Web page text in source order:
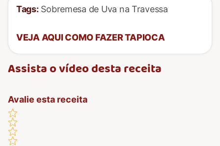
Tags: Sobremesa de Uva na Travessa
VEJA AQUI COMO FAZER TAPIOCA
Assista o vídeo desta receita
Avalie esta receita